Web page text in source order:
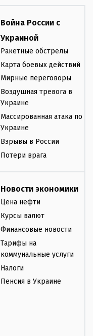
Война России с
Украиной
Ракетные обстрелы
Карта боевых действий
Мирные переговоры
Воздушная тревога в
Украине
Массированная атака по
Украине
Взрывы в России
Потери врага
Новости экономики
Цена нефти
Курсы валют
Финансовые новости
Тарифы на
коммунальные услуги
Налоги
Пенсия в Украине